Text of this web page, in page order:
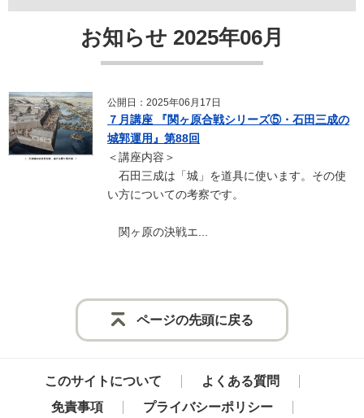
お知らせ 2025年06月
公開日：2025年06月17日
７月講座 『関ヶ原合戦シリーズ⑤・石田三成の
城郭運用』第88回
＜講座内容＞
石田三成は「城」を道具に使います。その使
い方についての考察です。
関ヶ原の決戦エ...
ページの先頭に戻る
このサイトについて
よくある質問
免責事項
プライバシーポリシー